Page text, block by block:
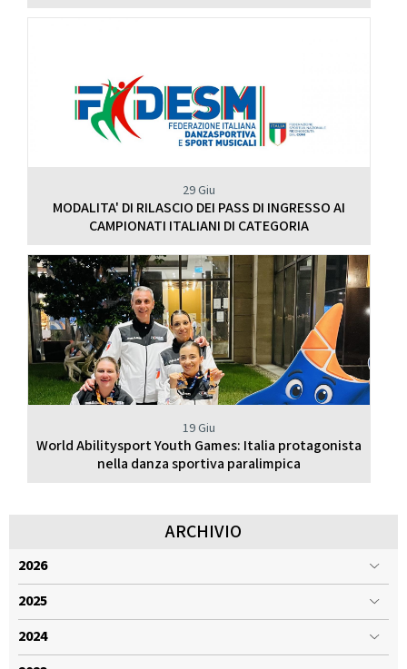
29 Giu
MODALITA' DI RILASCIO DEI PASS DI INGRESSO AI
CAMPIONATI ITALIANI DI CATEGORIA
19 Giu
World Abilitysport Youth Games: Italia protagonista
nella danza sportiva paralimpica
ARCHIVIO
2026
2025
2024